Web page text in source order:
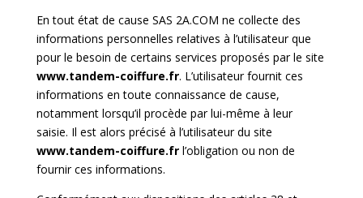
En tout état de cause SAS 2A.COM ne collecte des
informations personnelles relatives à l’utilisateur que
pour le besoin de certains services proposés par le site
www.tandem-coiffure.fr. L’utilisateur fournit ces
informations en toute connaissance de cause,
notamment lorsqu’il procède par lui-même à leur
saisie. Il est alors précisé à l’utilisateur du site
www.tandem-coiffure.frl’obligation ou non de
fournir ces informations.